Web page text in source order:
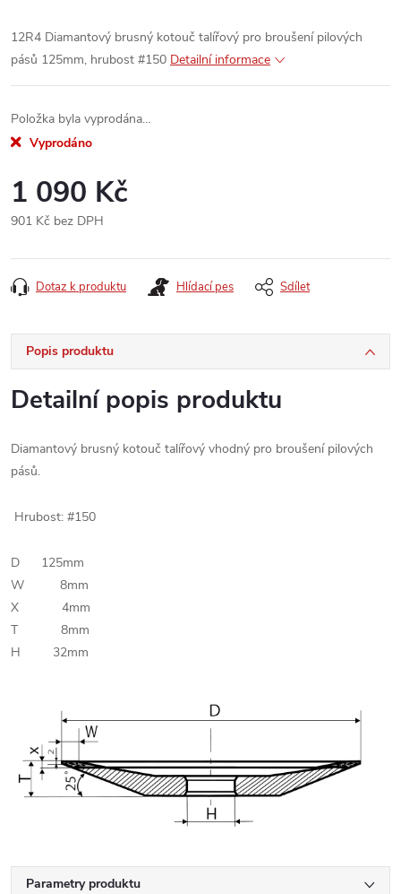
12R4 Diamantový brusný kotouč talířový pro broušení pilových
pásů 125mm, hrubost #150 Detailní informace
Položka byla vyprodána…
Vyprodáno
1 090 Kč
901 Kč bez DPH
cena:
Dotaz k produktu Hlídací pes Sdílet
Popis produktu
Detailní popis produktu
Diamantový brusný kotouč talířový vhodný pro broušení pilových
pásů.
Hrubost: #150
D 125mm
W 8mm
X 4mm
T 8mm
H 32mm
Parametry produktu